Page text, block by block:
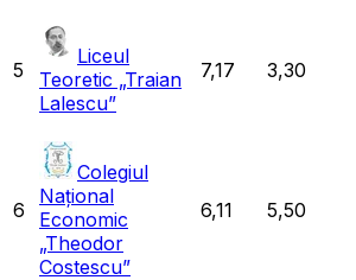
5
Liceul
Teoretic „Traian
Lalescu”
7,17 3,30
6
Colegiul
Național
Economic
„Theodor
Costescu”
6,11 5,50